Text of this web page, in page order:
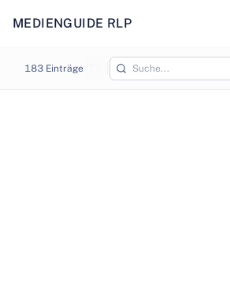
MEDIENGUIDE RLP
Karte - Medienstandorte in Rheinland-
183 Einträge